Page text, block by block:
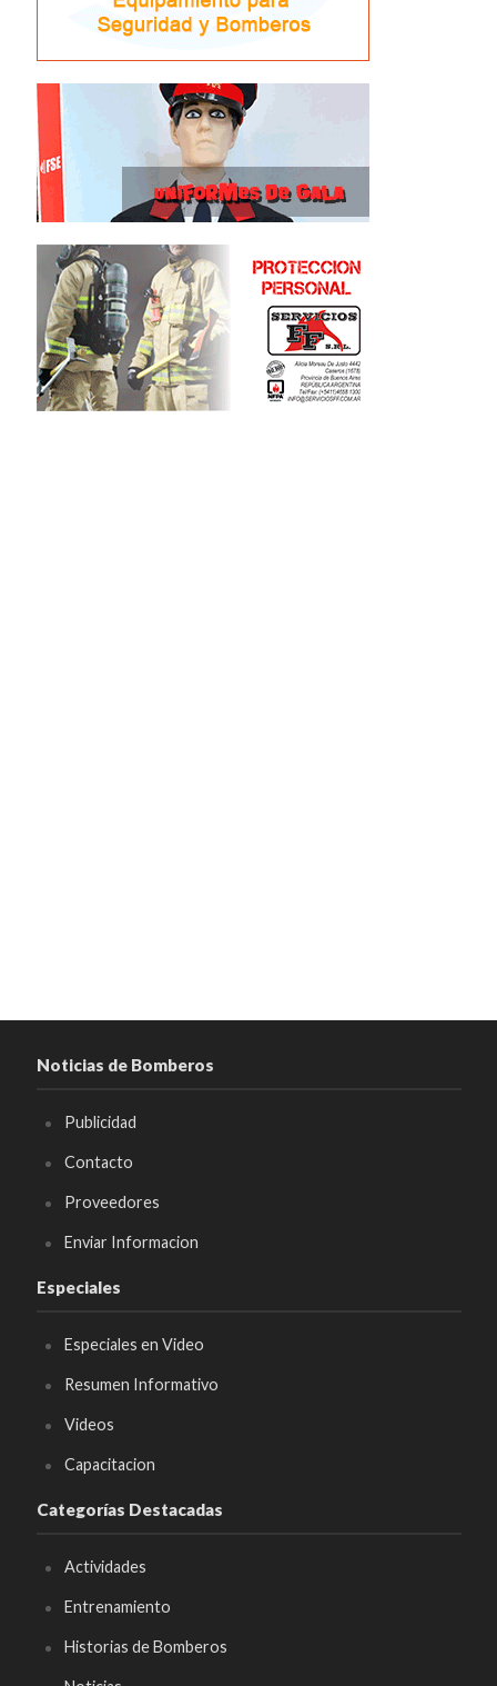
Noticias de Bomberos
Publicidad
Contacto
Proveedores
Enviar Informacion
Especiales
Especiales en Video
Resumen Informativo
Videos
Capacitacion
Categorías Destacadas
Actividades
Entrenamiento
Historias de Bomberos